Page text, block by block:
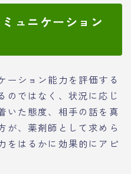
ュニケーション
ーション能力を評価する
のではなく、状況に応じ
いた態度、相手の話を真
が、薬剤師として求めら
をはるかに効果的にアピ